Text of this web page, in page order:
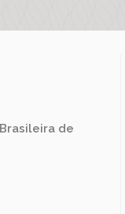
de